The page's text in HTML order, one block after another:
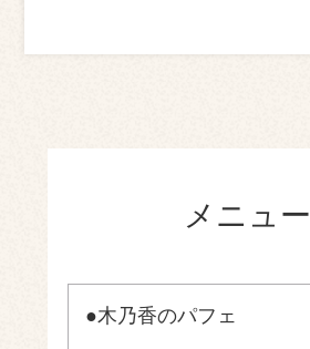
メニュー
●木乃香のパフェ